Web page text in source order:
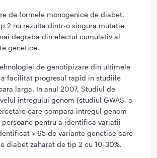
de formele monogenice de diabet,
2 nu rezulta dintr-o singura mutatie
degraba din efectul cumulativ al
genetice.
de genotipizare din ultimele
facilitat progresul rapid in studiile
larga. In anul 2007, Studiul de
intregului genom (studiul GWAS, o
care compara intregul genom
pentru a identifica variatii
> 65 de variante genetice care
diabet zaharat de tip 2 cu 10-30%.